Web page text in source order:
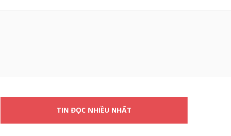
TIN ĐỌC NHIỀU NHẤT